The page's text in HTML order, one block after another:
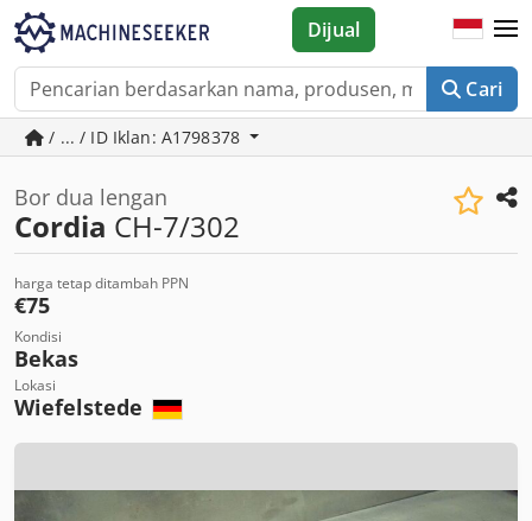
Cari
Dijual
/ ... / ID Iklan: A1798378
Bor dua lengan
Cordia CH-7/302
harga tetap ditambah PPN
€75
Kondisi
Bekas
Lokasi
Wiefelstede